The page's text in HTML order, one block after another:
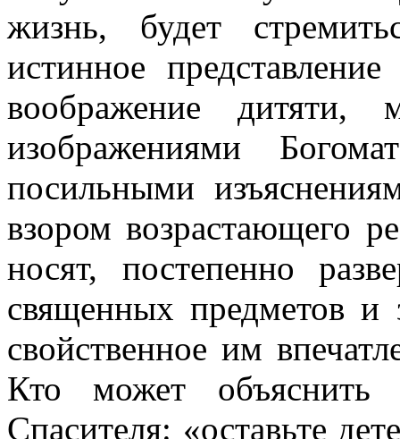
жизнь, будет
истинное
воображение дитяти,
изображениями
посильными
взором возрастающего
носят, постепенно
священных предметов и
свойственное им
Кто может объ­яснить
Спасителя: «оставьте